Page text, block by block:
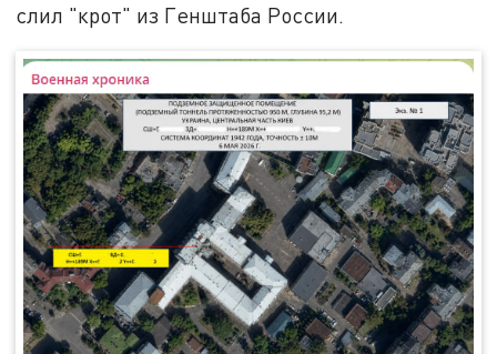
слил "крот" из Генштаба России.